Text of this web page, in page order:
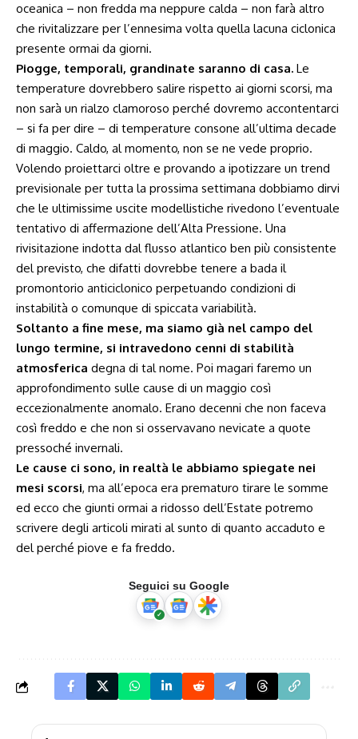
oceanica – non fredda ma neppure calda – non farà altro
che rivitalizzare per l’ennesima volta quella lacuna ciclonica
presente ormai da giorni.
Piogge, temporali, grandinate saranno di casa. Le
temperature dovrebbero salire rispetto ai giorni scorsi, ma
non sarà un rialzo clamoroso perché dovremo accontentarci
– si fa per dire – di temperature consone all’ultima decade
di maggio. Caldo, al momento, non se ne vede proprio.
Volendo proiettarci oltre e provando a ipotizzare un trend
previsionale per tutta la prossima settimana dobbiamo dirvi
che le ultimissime uscite modellistiche rivedono l’eventuale
tentativo di affermazione dell’Alta Pressione. Una
rivisitazione indotta dal flusso atlantico ben più consistente
del previsto, che difatti dovrebbe tenere a bada il
promontorio anticiclonico perpetuando condizioni di
instabilità o comunque di spiccata variabilità.
Soltanto a fine mese, ma siamo già nel campo del
lungo termine, si intravedono cenni di stabilità
atmosferica degna di tal nome. Poi magari faremo un
approfondimento sulle cause di un maggio così
eccezionalmente anomalo. Erano decenni che non faceva
così freddo e che non si osservavano nevicate a quote
pressoché invernali.
Le cause ci sono, in realtà le abbiamo spiegate nei
mesi scorsi, ma all’epoca era prematuro tirare le somme
ed ecco che giunti ormai a ridosso dell’Estate potremo
scrivere degli articoli mirati al sunto di quanto accaduto e
del perché piove e fa freddo.
Seguici su Google